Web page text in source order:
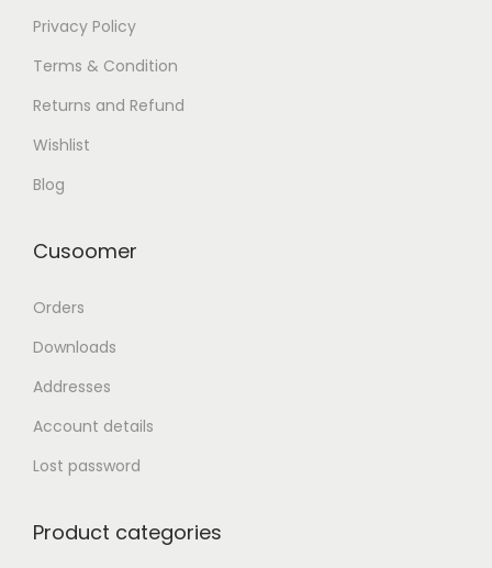
Privacy Policy
Terms & Condition
Returns and Refund
Wishlist
Blog
Cusoomer
Orders
Downloads
Addresses
Account details
Lost password
Product categories